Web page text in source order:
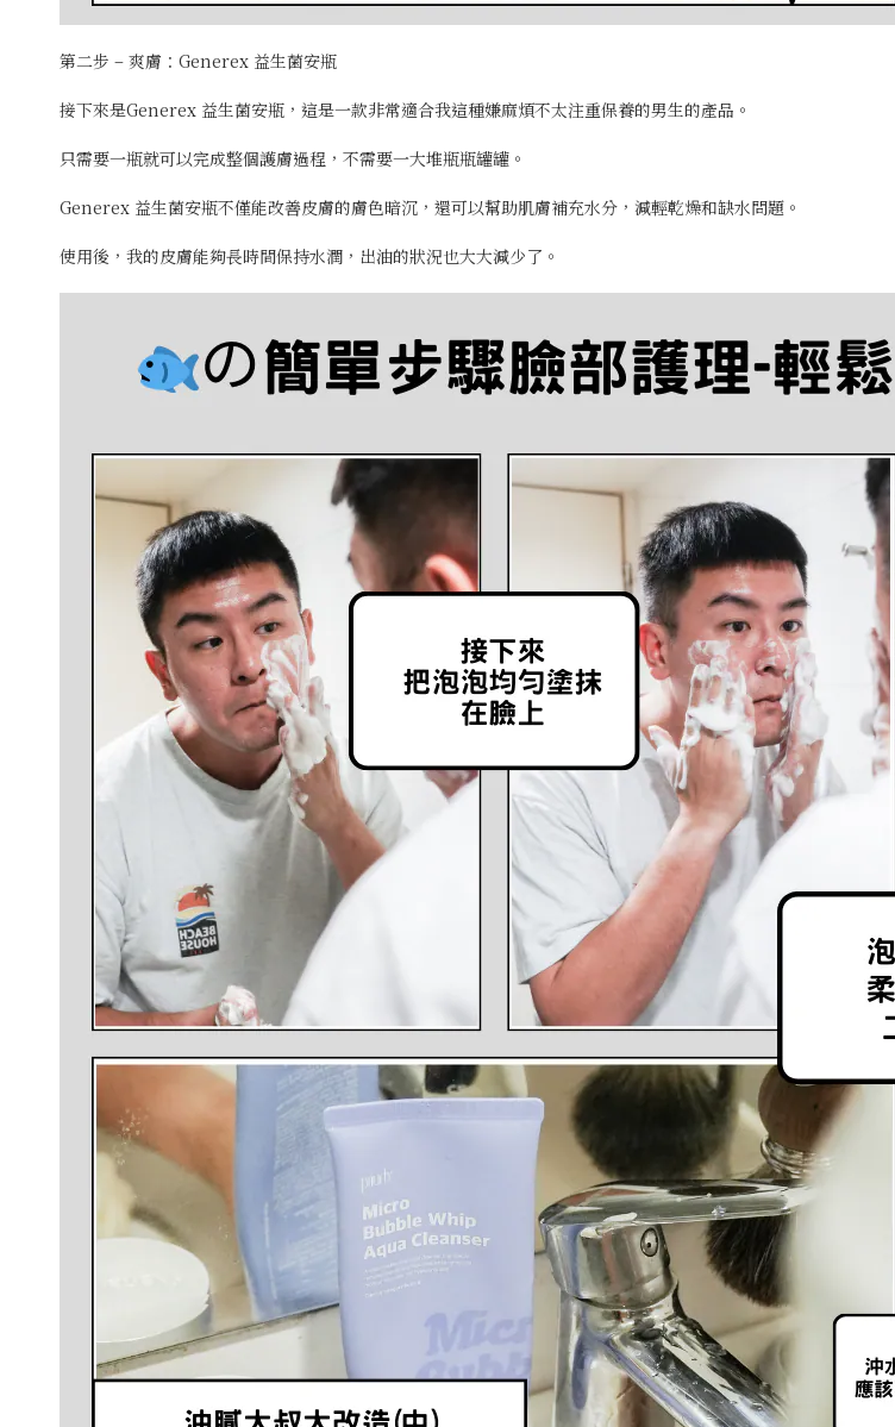
第二步 – 爽膚：Generex 益生菌安瓶
接下來是Generex 益生菌安瓶，這是一款非常適合我這種嫌麻煩不太注重保養的男生的產品。
只需要一瓶就可以完成整個護膚過程，不需要一大堆瓶瓶罐罐。
Generex 益生菌安瓶不僅能改善皮膚的膚色暗沉，還可以幫助肌膚補充水分，減輕乾燥和缺水問題。
使用後，我的皮膚能夠長時間保持水潤，出油的狀況也大大減少了。